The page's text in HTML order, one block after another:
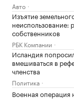
Авто
Изъятие
неиспользование:
собственников
РБК Компании
Исландия
вмешиваться в
членства
Политика
Военная операция